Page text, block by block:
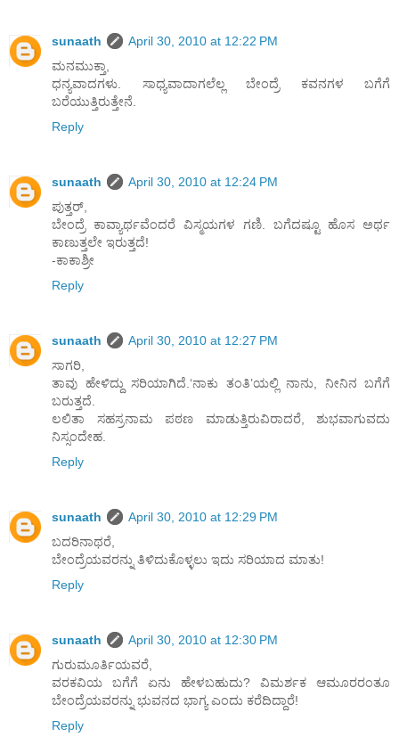
sunaath
April 30, 2010 at 12:22 PM
ಮನಮುಕ್ತಾ,
ಧನ್ಯವಾದಗಳು. ಸಾಧ್ಯವಾದಾಗಲೆಲ್ಲ ಬೇಂದ್ರೆ ಕವನಗಳ ಬಗೆಗೆ
ಬರೆಯುತ್ತಿರುತ್ತೇನೆ.
Reply
sunaath
April 30, 2010 at 12:24 PM
ಪುತ್ತರ್,
ಬೇಂದ್ರೆ ಕಾವ್ಯಾರ್ಥವೆಂದರೆ ವಿಸ್ಮಯಗಳ ಗಣಿ. ಬಗೆದಷ್ಟೂ ಹೊಸ ಅರ್ಥ
ಕಾಣುತ್ತಲೇ ಇರುತ್ತದೆ!
-ಕಾಕಾಶ್ರೀ
Reply
sunaath
April 30, 2010 at 12:27 PM
ಸಾಗರಿ,
ತಾವು ಹೇಳಿದ್ದು ಸರಿಯಾಗಿದೆ.‘ನಾಕು ತಂತಿ’ಯಲ್ಲಿ ನಾನು, ನೀನಿನ ಬಗೆಗೆ
ಬರುತ್ತದೆ.
ಲಲಿತಾ ಸಹಸ್ರನಾಮ ಪಠಣ ಮಾಡುತ್ತಿರುವಿರಾದರೆ, ಶುಭವಾಗುವದು
ನಿಸ್ಸಂದೇಹ.
Reply
sunaath
April 30, 2010 at 12:29 PM
ಬದರಿನಾಥರೆ,
ಬೇಂದ್ರೆಯವರನ್ನು ತಿಳಿದುಕೊಳ್ಳಲು ಇದು ಸರಿಯಾದ ಮಾತು!
Reply
sunaath
April 30, 2010 at 12:30 PM
ಗುರುಮೂರ್ತಿಯವರೆ,
ವರಕವಿಯ ಬಗೆಗೆ ಏನು ಹೇಳಬಹುದು? ವಿಮರ್ಶಕ ಆಮೂರರಂತೂ
ಬೇಂದ್ರೆಯವರನ್ನು ಭುವನದ ಭಾಗ್ಯ ಎಂದು ಕರೆದಿದ್ದಾರೆ!
Reply